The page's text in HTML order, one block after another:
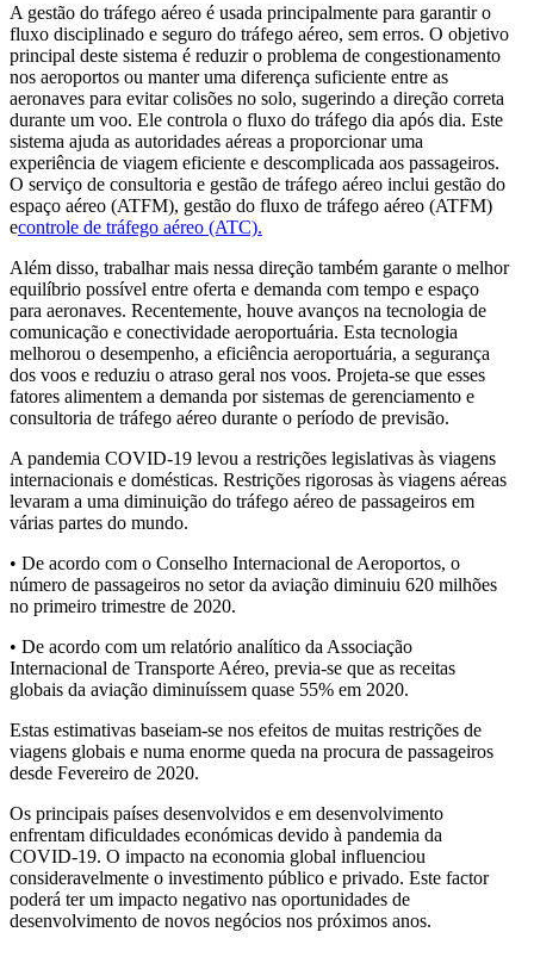
A gestão do tráfego aéreo é usada principalmente para garantir o
fluxo disciplinado e seguro do tráfego aéreo, sem erros. O objetivo
principal deste sistema é reduzir o problema de congestionamento
nos aeroportos ou manter uma diferença suficiente entre as
aeronaves para evitar colisões no solo, sugerindo a direção correta
durante um voo. Ele controla o fluxo do tráfego dia após dia. Este
sistema ajuda as autoridades aéreas a proporcionar uma
experiência de viagem eficiente e descomplicada aos passageiros.
O serviço de consultoria e gestão de tráfego aéreo inclui gestão do
espaço aéreo (ATFM), gestão do fluxo de tráfego aéreo (ATFM)
econtrole de tráfego aéreo (ATC).
Além disso, trabalhar mais nessa direção também garante o melhor
equilíbrio possível entre oferta e demanda com tempo e espaço
para aeronaves. Recentemente, houve avanços na tecnologia de
comunicação e conectividade aeroportuária. Esta tecnologia
melhorou o desempenho, a eficiência aeroportuária, a segurança
dos voos e reduziu o atraso geral nos voos. Projeta-se que esses
fatores alimentem a demanda por sistemas de gerenciamento e
consultoria de tráfego aéreo durante o período de previsão.
A pandemia COVID-19 levou a restrições legislativas às viagens
internacionais e domésticas. Restrições rigorosas às viagens aéreas
levaram a uma diminuição do tráfego aéreo de passageiros em
várias partes do mundo.
• De acordo com o Conselho Internacional de Aeroportos, o
número de passageiros no setor da aviação diminuiu 620 milhões
no primeiro trimestre de 2020.
• De acordo com um relatório analítico da Associação
Internacional de Transporte Aéreo, previa-se que as receitas
globais da aviação diminuíssem quase 55% em 2020.
Estas estimativas baseiam-se nos efeitos de muitas restrições de
viagens globais e numa enorme queda na procura de passageiros
desde Fevereiro de 2020.
Os principais países desenvolvidos e em desenvolvimento
enfrentam dificuldades económicas devido à pandemia da
COVID-19. O impacto na economia global influenciou
consideravelmente o investimento público e privado. Este factor
poderá ter um impacto negativo nas oportunidades de
desenvolvimento de novos negócios nos próximos anos.